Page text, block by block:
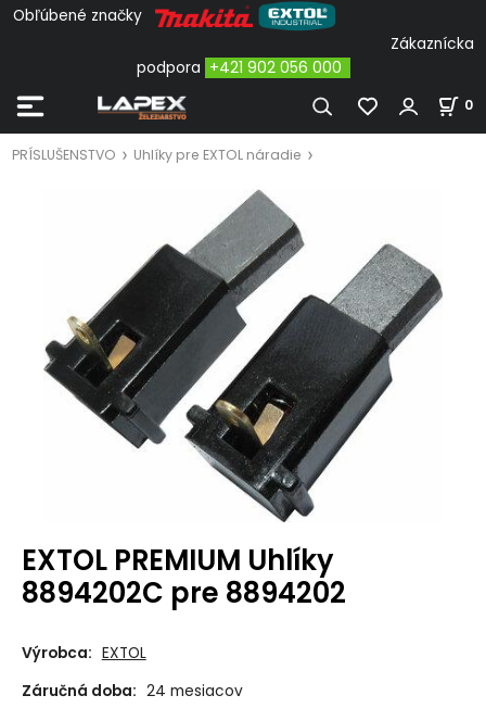
Obľúbené značky
Zákaznícka
podpora +421 902 056 000
0
PRÍSLUŠENSTVO Uhlíky pre EXTOL náradie
EXTOL PREMIUM Uhlíky
8894202C pre 8894202
Výrobca: EXTOL
Záručná doba: 24 mesiacov